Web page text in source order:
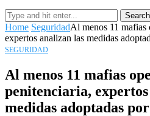
Search
Home SeguridadAl menos 11 mafias
expertos analizan las medidas
SEGURIDAD
Al menos 11 mafias
penitenciaria,
medidas adoptadas